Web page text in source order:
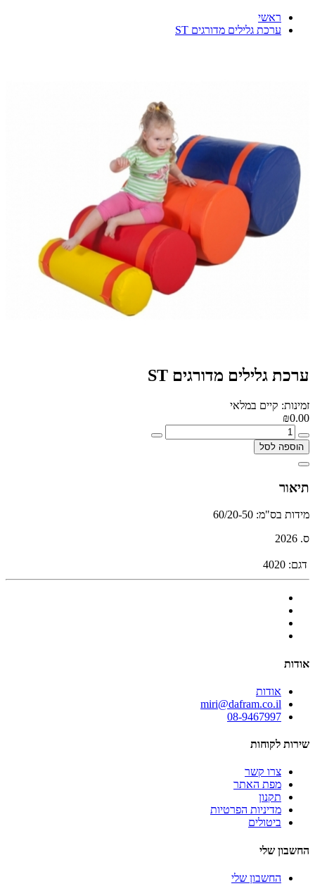
ראשי
ערכת גלילים מדורגים ST
ערכת גלילים מדורגים ST
זמינות: קיים במלאי
₪0.00
הוספה לסל
תיאור
מידות בס"מ: 60/20-50
ס. 2026
דגם: 4020
אודות
אודות
miri@dafram.co.il
08-9467997
שירות לקוחות
צרו קשר
מפת האתר
תקנון
מדיניות הפרטיות
ביטולים
החשבון שלי
החשבון שלי